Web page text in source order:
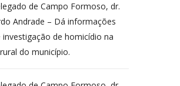
de Campo Formoso, dr.
Andrade – Dá informações
investigação de homicídio na
do município.